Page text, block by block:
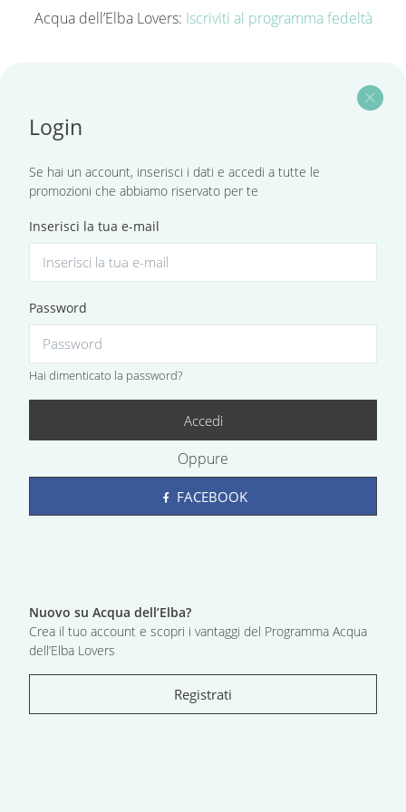
Acqua dell’Elba Lovers: Iscriviti al programma fedeltà
close
Login
Se hai un account, inserisci i dati e accedi a tutte le
promozioni che abbiamo riservato per te
Inserisci la tua e-mail
Password
Hai dimenticato la password?
Accedi
Oppure
FACEBOOK
Nuovo su Acqua dell’Elba?
Crea il tuo account e scopri i vantaggi del Programma Acqua
dell’Elba Lovers
Registrati